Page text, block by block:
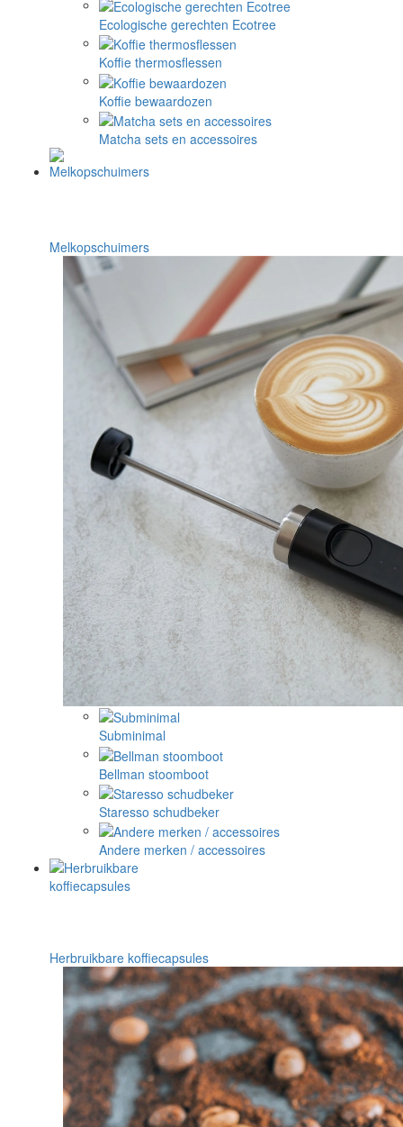
Ecologische gerechten Ecotree
Koffie thermosflessen
Koffie bewaardozen
Matcha sets en accessoires
Melkopschuimers
Subminimal
Bellman stoomboot
Staresso schudbeker
Andere merken / accessoires
Herbruikbare koffiecapsules